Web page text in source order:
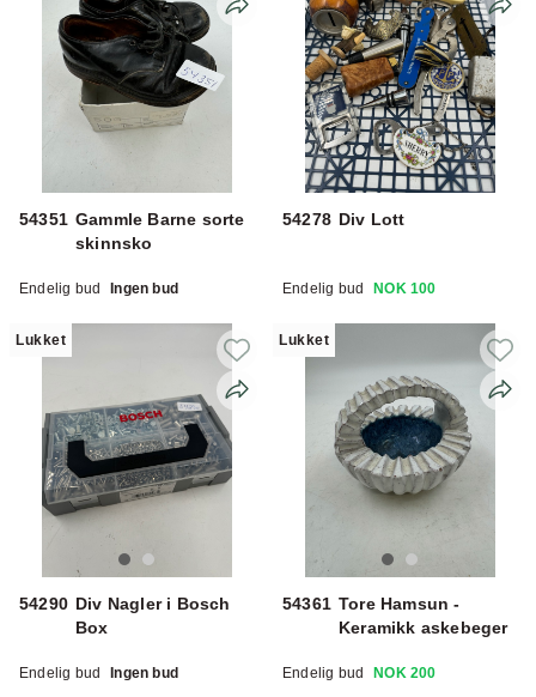
54351 Gammle Barne sorte
skinnsko
Endelig bud Ingen bud
54278 Div Lott
Endelig bud NOK 100
Lukket
54290 Div Nagler i Bosch
Box
Endelig bud Ingen bud
Lukket
54361 Tore Hamsun -
Keramikk askebeger
Endelig bud NOK 200